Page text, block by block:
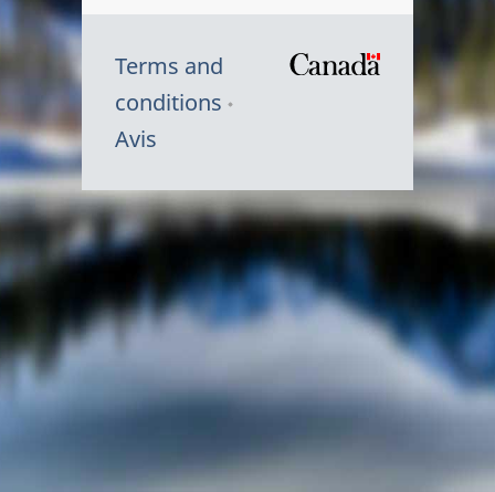
Terms and
conditions
Avis
Symbole
du
Canada